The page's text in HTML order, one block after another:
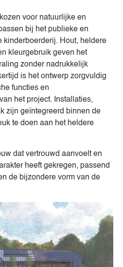
voor natuurlijke en
bij het publieke en
kinderboerderij. Hout, heldere
kleurgebruik geven het
zonder nadrukkelijk
is het ontwerp zorgvuldig
functies en
het project. Installaties,
zijn geïntegreerd binnen de
te doen aan het heldere
dat vertrouwd aanvoelt en
heeft gekregen, passend
de bijzondere vorm van de